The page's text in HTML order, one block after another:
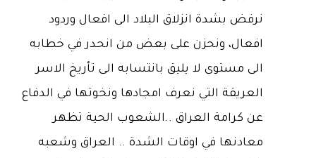
نرفض بشدة انزلاق البلاد الى افعال وردود
افعال، ونحزن على بعض من انحدر في خطابه
الى مستوى لا يليق بانتسابه الى تأريخ الاسر
العريقة التي نعرف امجادها ونخوتها في الدفاع
عن كرامة العراق ..الشعوب الحية تظهر
معادنها في اوقات الشدة .. العراق وشعبه